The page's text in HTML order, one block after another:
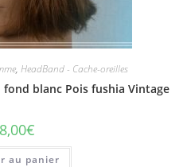
, HeadBand - Cache-oreilles
blanc Pois fushia Vintage
€
au panier